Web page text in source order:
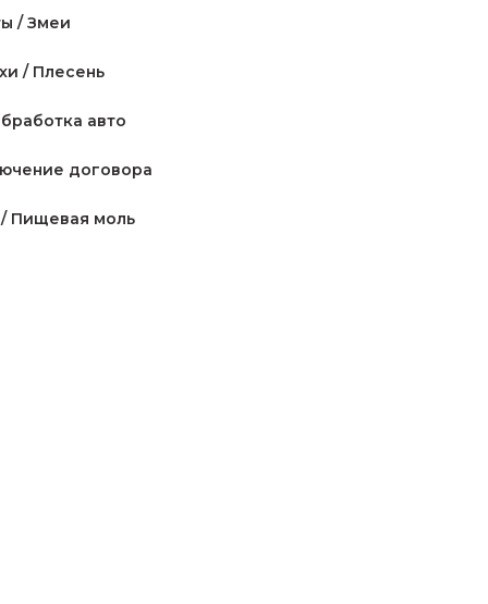
/ Змеи
/ Плесень
авто
договора
Пищевая моль